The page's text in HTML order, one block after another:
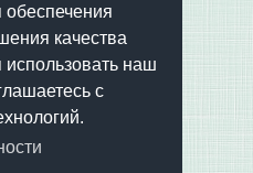
качества
наш
с